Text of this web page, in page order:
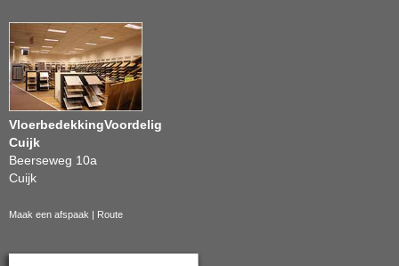
VloerbedekkingVoordelig
Cuijk
Beerseweg 10a
Cuijk
Maak een afspaak | Route